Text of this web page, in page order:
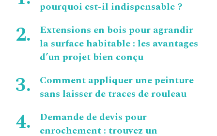
pourquoi est-il indispensable ?
Extensions en bois pour agrandir
la surface habitable : les avantages
d’un projet bien conçu
Comment appliquer une peinture
sans laisser de traces de rouleau
Demande de devis pour
enrochement : trouvez un